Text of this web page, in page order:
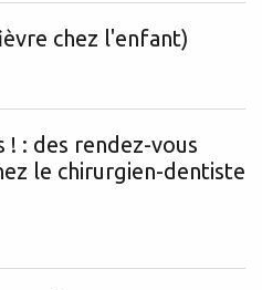
chez l'enfant)
! : des rendez-vous
le chirurgien-dentiste